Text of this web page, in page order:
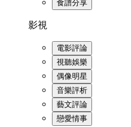
食譜分享
影視
電影評論
視聽娛樂
偶像明星
音樂評析
藝文評論
戀愛情事